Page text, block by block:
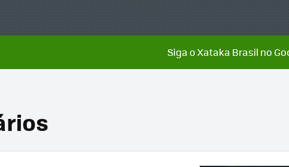
Siga o Xataka Brasil no